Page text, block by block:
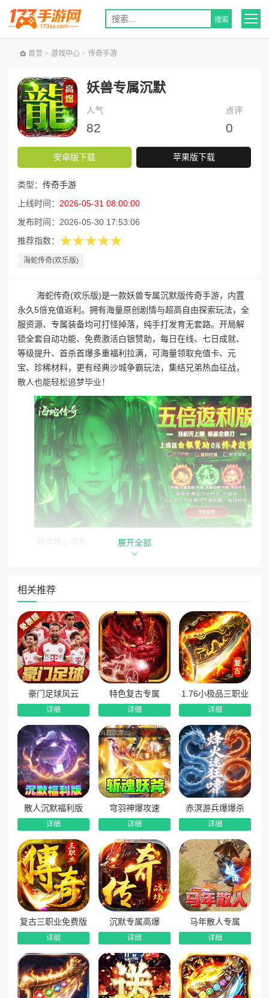
首页 > 游戏中心 > 传奇手游
妖兽专属沉默
人气
82
点评
0
安卓版下载 苹果版下载
类型： 传奇手游
上线时间： 2026-05-31 08:00:00
发布时间： 2026-05-30 17:53:06
推荐指数： ★★★★★
海蛇传奇(欢乐版)
海蛇传奇(欢乐版)是一款妖兽专属沉默版传奇手游，内置
永久5倍充值返利。拥有海量原创剧情与超高自由探索玩法，全
服资源、专属装备均可打怪掉落，纯手打发育无套路。开局解
锁全套自动功能、免费激活白银赞助，每日在线、七日成就、
等级提升、首杀首爆多重福利拉满，可海量领取充值卡、元
宝、珍稀材料，更有经典沙城争霸玩法，集结兄弟热血征战，
散人也能轻松追梦毕业！
挂机开荒无忧，发育轻松提速。
2、免费白银开局赞助：无需充值，开局直接免费激活白银
赞助特权，零氪解锁专属赞助福利，起步快人一步。
3、每日在线充值福利：每日在线即可免费领取充值卡，可
累计激活多档累充奖励，零氪也能享受充值福利。
4、七日成就海量豪礼：完成开服七日成就任务，可批量领
取海量元宝、免费充值卡、高阶经验卷，快速升级成型。
油、神魔结晶等高阶养成材料，助力战力全方位提升。
6、日常杀怪高额收益：每日击杀怪物、完成个人首爆目
标，可获取海量元宝、专属妖兽晶核，打宝收益丰厚稳定。
7、全服首杀重磅奖励：拿下全服BOSS首杀，可获取大量
充值卡，轻松激活多档累充进度，福利收益拉满。
8、永久五倍充值返利：游戏内置永久5倍货币返利活动，
充值收益翻倍，性价比拉满，长期游玩更划算。
展开全部
相关推荐
豪门足球风云
详细
特色复古专属
详细
1.76小极品三职业
详细
散人沉默福利版
详细
穹羽神爆攻速
详细
赤溟游兵爆爆杀
详细
复古三职业免费版
详细
沉默专属高爆
详细
马年散人专属
详细